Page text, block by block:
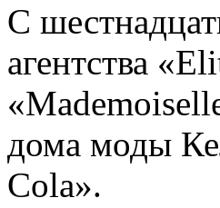
С
агентства
дома моды
Cola».